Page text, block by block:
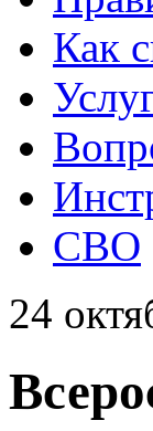
Как
СВО
24